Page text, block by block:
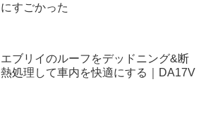
にすごかった
エブリイのルーフをデッドニング&断
熱処理して車内を快適にする｜DA17V